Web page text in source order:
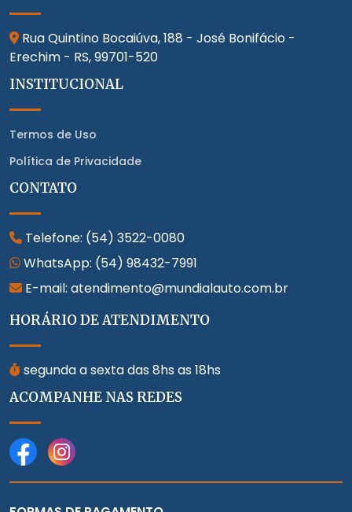
Rua Quintino Bocaiúva, 188 - José Bonifácio -
Erechim - RS,99701-520
INSTITUCIONAL
Termos de Uso
Política de Privacidade
CONTATO
Telefone: (54) 3522-0080
WhatsApp: (54) 98432-7991
E-mail: atendimento@mundialauto.com.br
HORÁRIO DE ATENDIMENTO
segunda a sexta das 8hs as 18hs
ACOMPANHE NAS REDES